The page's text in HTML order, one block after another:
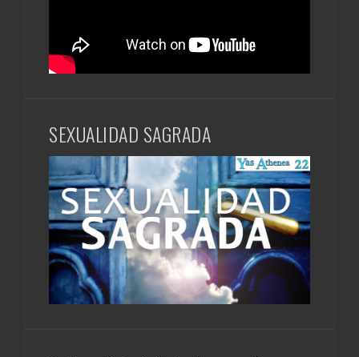
SEXUALIDAD SAGRADA